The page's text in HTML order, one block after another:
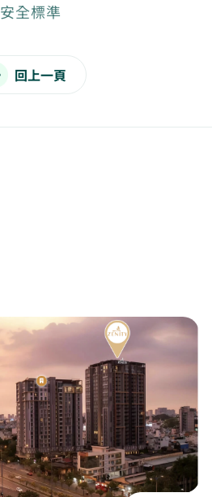
安全標準
回上一頁